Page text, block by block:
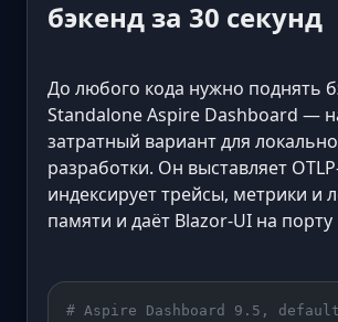
бэкенд за 30 секунд
До любого кода нужно поднять
Standalone Aspire Dashboard —
затратный вариант для
разработки. Он выставляет
индексирует трейсы, метрики и
памяти и даёт Blazor-UI на порту
# Aspire Dashboard 9.5,